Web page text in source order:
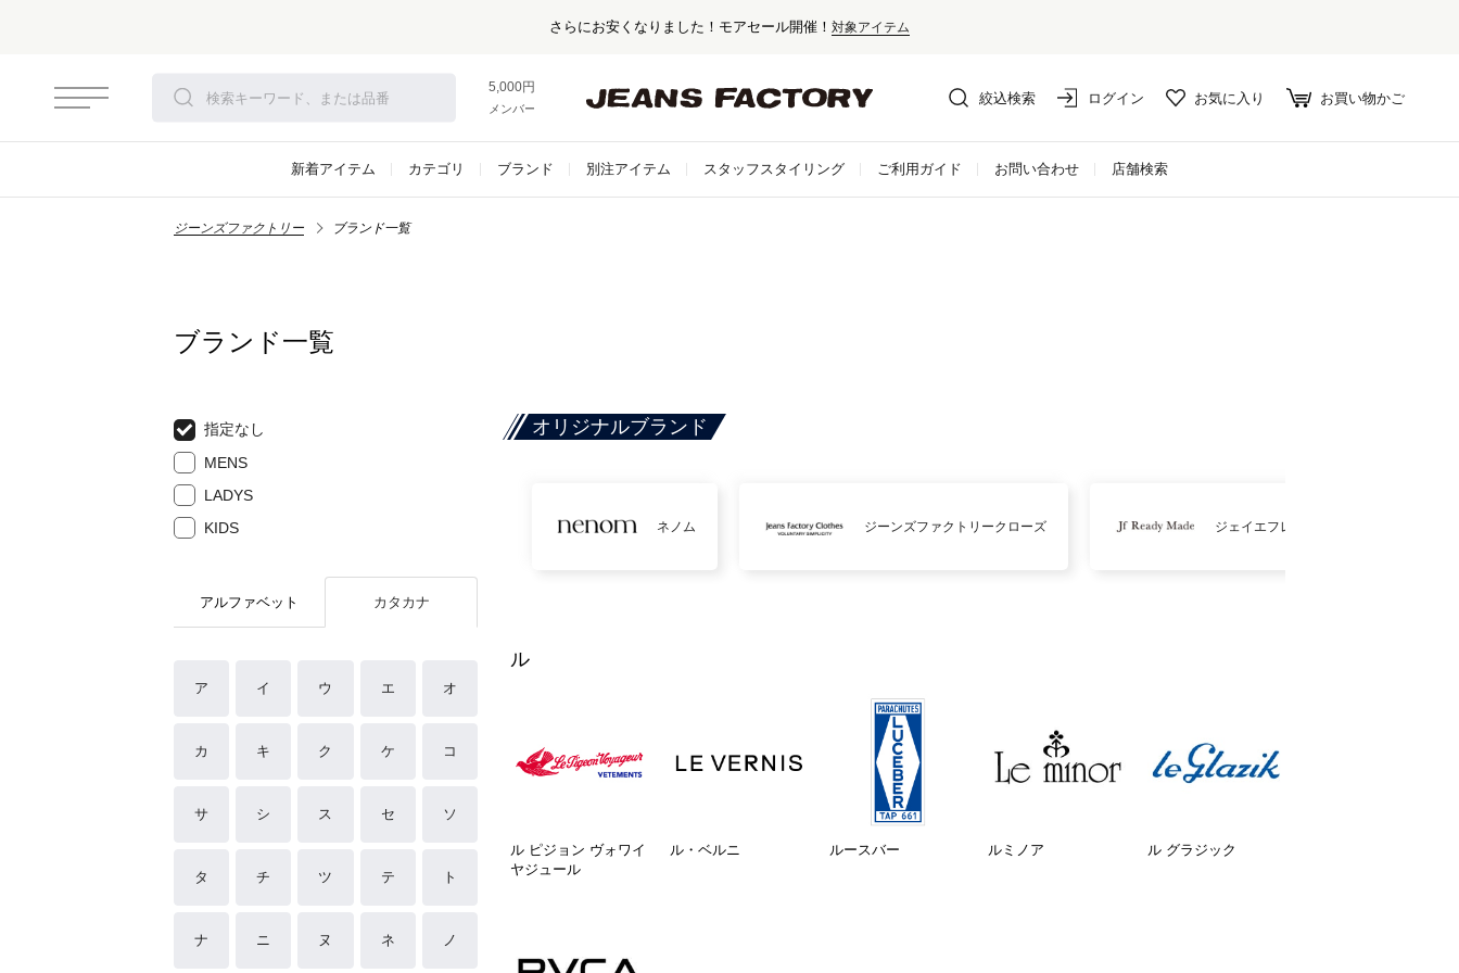
さらにお安くなりました！モアセール開催！ 対象アイテム
5,000円以上お買い上げで送料無料！
メンバー登録でお得な情報をゲット。さらに詳しく
絞込検索 ログイン お気に入り お買い物かご
新着アイテム カテゴリ ブランド 別注アイテム スタッフスタイリング ご利用ガイド お問い合わせ 店舗検索
ジーンズファクトリー ブランド一覧
ブランド一覧
指定なし
MENS
LADYS
KIDS
アルファベット カタカナ
ア イ ウ エ オ
カ キ ク ケ コ
サ シ ス セ ソ
タ チ ツ テ ト
ナ ニ ヌ ネ ノ
オリジナルブランド
ネノム ジーンズファクトリークローズ ジェイエフレディメイド
ル
ル ピジョン ヴォワイ
ヤジュール
ル・ベルニ ルースバー ルミノア ル グラジック